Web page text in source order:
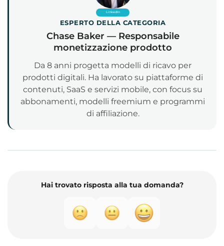
LinkedIn
ESPERTO DELLA CATEGORIA
Chase Baker — Responsabile
monetizzazione prodotto
Da 8 anni progetta modelli di ricavo per
prodotti digitali. Ha lavorato su piattaforme di
contenuti, SaaS e servizi mobile, con focus su
abbonamenti, modelli freemium e programmi
di affiliazione.
Hai trovato risposta alla tua domanda?